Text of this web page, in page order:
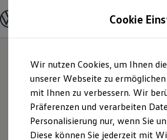
Hauptinhalt
springen
Footer
springen
Modelle und Konfigurator
Modelle vergleichen
Elektroautos
ENERGY Sondermodelle
Nutzfahrzeuge
SUV und CUV
Familienautos
Kombis
Kompaktwagen
Cookie
Wir nutzen Cookies, um Ihnen
unserer Webseite zu
mit Ihnen zu verbessern. Wir
Präferenzen und verarbeiten
Personalisierung nur, wenn Sie
Diese können Sie jederzeit mit